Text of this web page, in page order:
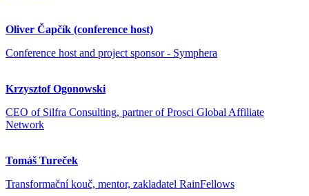
Oliver Čapčík (conference host)
Conference host and project sponsor - Symphera
Krzysztof Ogonowski
CEO of Silfra Consulting, partner of Prosci Global Affiliate
Network
Tomáš Tureček
Transformační kouč, mentor, zakladatel RainFellows